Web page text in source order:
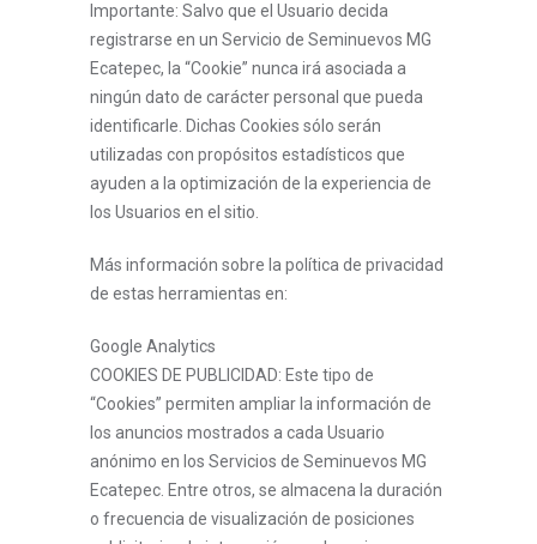
Importante: Salvo que el Usuario decida
registrarse en un Servicio de Seminuevos MG
Ecatepec, la “Cookie” nunca irá asociada a
ningún dato de carácter personal que pueda
identificarle. Dichas Cookies sólo serán
utilizadas con propósitos estadísticos que
ayuden a la optimización de la experiencia de
los Usuarios en el sitio.
Más información sobre la política de privacidad
de estas herramientas en:
Google Analytics
COOKIES DE PUBLICIDAD: Este tipo de
“Cookies” permiten ampliar la información de
los anuncios mostrados a cada Usuario
anónimo en los Servicios de Seminuevos MG
Ecatepec. Entre otros, se almacena la duración
o frecuencia de visualización de posiciones